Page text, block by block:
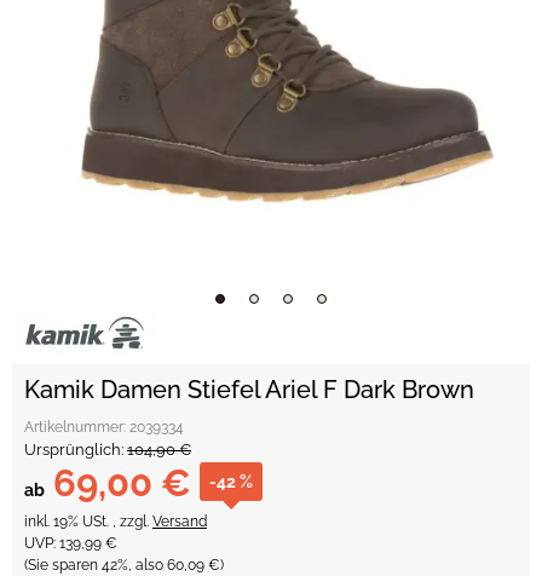
Kamik Damen Stiefel Ariel F Dark Brown
Artikelnummer: 2039334
Ursprünglich: 104,90 €
ab 69,00 € -42 %
inkl. 19% USt. , zzgl. Versand
UVP: 139,99 €
(Sie sparen 42%, also 60,09 €)